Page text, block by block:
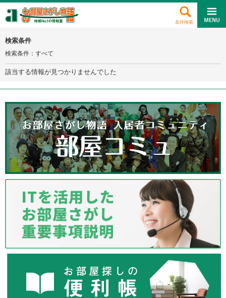
条件検索
検索条件
検索条件：すべて
該当する情報が見つかりませんでした